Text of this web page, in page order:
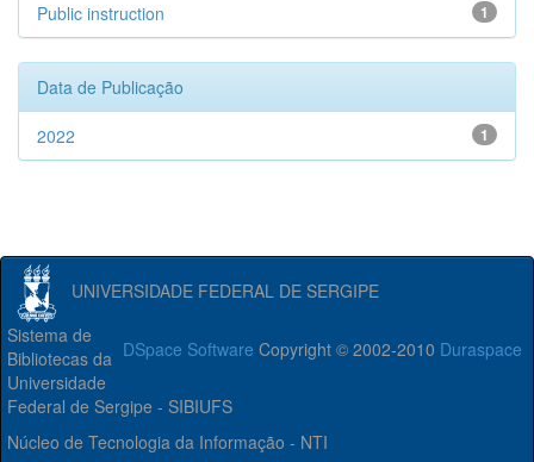
1
Public instruction
Data de Publicação
1
2022
UNIVERSIDADE FEDERAL DE SERGIPE
DSpace Software Copyright © 2002-2010 Duraspace
Sistema de
Bibliotecas da
Universidade
Federal de Sergipe - SIBIUFS
Núcleo de Tecnologia da Informação - NTI